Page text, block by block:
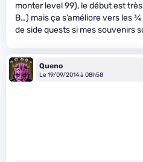
monter level 99), le début est
B…) mais ça s’améliore vers les3⁄4
de side quests si mes souvenirs
Queno
Le 19/09/2014 à 08h58